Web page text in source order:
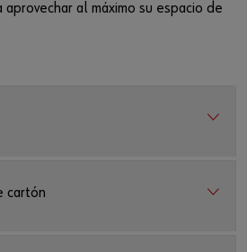
al máximo su espacio de
cartón